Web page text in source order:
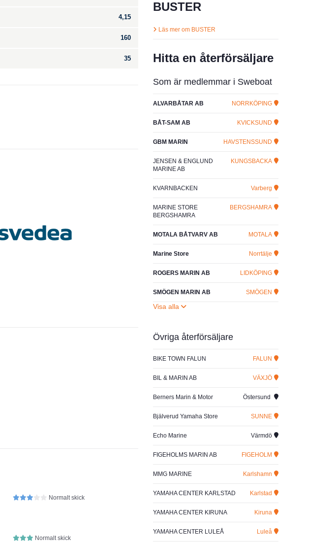
4,15
160
35
Normalt skick
Normalt skick
BUSTER
Läs mer om BUSTER
Hitta en återförsäljare
Som är medlemmar i Sweboat
ALVARBÅTAR AB NORRKÖPING
BÅT-SAM AB KVICKSUND
GBM MARIN HAVSTENSSUND
JENSEN & ENGLUND
MARINE AB
KUNGSBACKA
KVARNBACKEN Varberg
MARINE STORE
BERGSHAMRA
BERGSHAMRA
MOTALA BÅTVARV AB MOTALA
Marine Store Norrtälje
ROGERS MARIN AB LIDKÖPING
SMÖGEN MARIN AB SMÖGEN
Övriga återförsäljare
BIKE TOWN FALUN FALUN
BIL & MARIN AB VÄXJÖ
Berners Marin & Motor Östersund
Bjälverud Yamaha Store SUNNE
Echo Marine Värmdö
FIGEHOLMS MARIN AB FIGEHOLM
MMG MARINE Karlshamn
YAMAHA CENTER KARLSTAD Karlstad
YAMAHA CENTER KIRUNA Kiruna
YAMAHA CENTER LULEÅ Luleå